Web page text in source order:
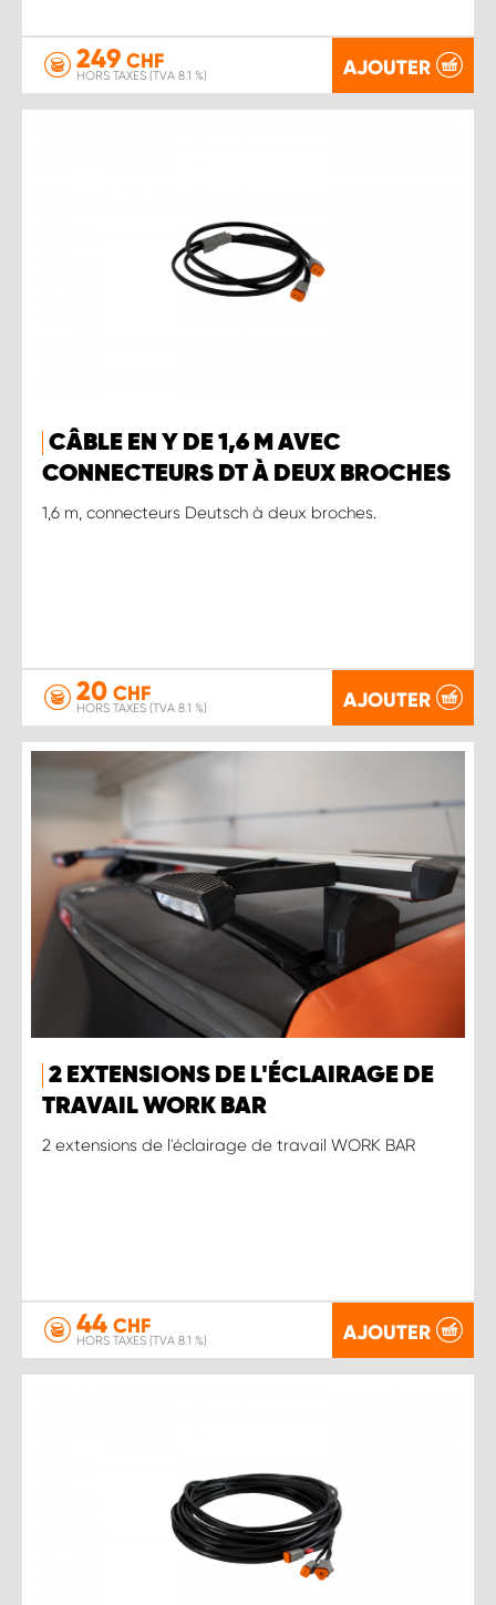
249 CHF
HORS TAXES (TVA 8.1 %) AJOUTER
CÂBLE EN Y DE 1,6 M AVEC
CONNECTEURS DT À DEUX BROCHES
1,6 m, connecteurs Deutsch à deux broches.
20 CHF
HORS TAXES (TVA 8.1 %) AJOUTER
2 EXTENSIONS DE L'ÉCLAIRAGE DE
TRAVAIL WORK BAR
2 extensions de l'éclairage de travail WORK BAR
44 CHF
HORS TAXES (TVA 8.1 %) AJOUTER